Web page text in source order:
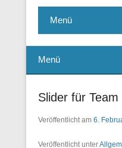
Ambulante
Menü
Menü
Slider für Team
Veröffentlicht am 6.
Veröffentlicht unter